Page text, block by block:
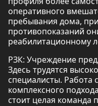
оперативного
пребывания дома,
противопоказаний
реабилитационному
РЗК: Учреждение
Здесь трудятся
специалисты. Работа
комплексного
стоит целая команда